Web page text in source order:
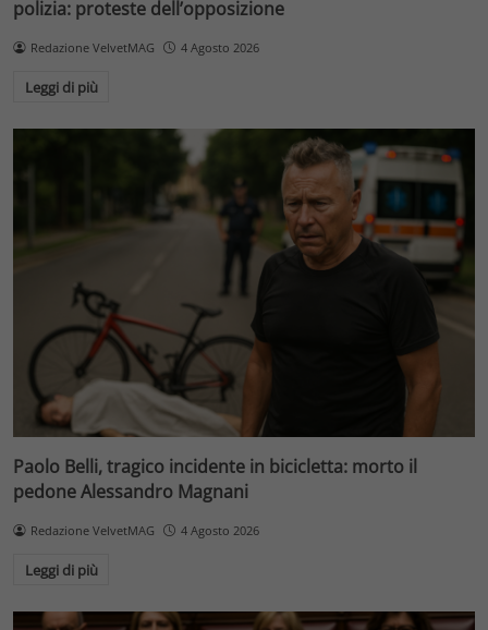
polizia: proteste dell’opposizione
Redazione VelvetMAG 4 Agosto 2026
Leggi di più
Paolo Belli, tragico incidente in bicicletta: morto il
pedone Alessandro Magnani
Redazione VelvetMAG 4 Agosto 2026
Leggi di più